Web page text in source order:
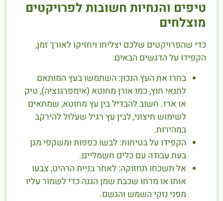
טיפים והנחיות חשובות לפרויקטים
מוצלחים
כדי שהפרויקטים שלכם יצליחו ויחזיקו לאורך זמן,
הקפידו על הדגשים הבאים:
בחרו את העץ הנכון: השתמשו בעץ המותאם
לתנאי חוץ, כמו אורן מחוטא (אימפרגנציה), טיק
או ארז. חשוב להבדיל בין עץ מחוטא, שמתאים
לשימוש חיצוני, לבין עץ רגיל שעלול להירקב
במהירות.
הקפידו על בטיחות: לבשו כפפות ומשקפי מגן
בעת עבודה עם כלים חשמליים.
אל תשכחו תחזוקה: לאחר בניית הרהיט, צבעו
אותו או מרחו שכבת שמן הגנה כדי לשמור עליו
מפני נזקי השמש והגשם.